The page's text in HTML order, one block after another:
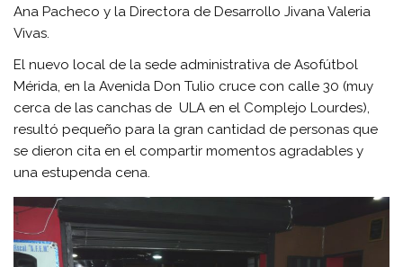
Ana Pacheco y la Directora de Desarrollo Jivana Valeria
Vivas.
El nuevo local de la sede administrativa de Asofútbol
Mérida, en la Avenida Don Tulio cruce con calle 30 (muy
cerca de las canchas de ULA en el Complejo Lourdes),
resultó pequeño para la gran cantidad de personas que
se dieron cita en el compartir momentos agradables y
una estupenda cena.